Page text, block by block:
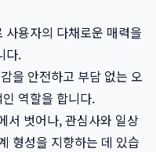
용자의 다채로운 매력을
다.
을 안전하고 부담 없는 오
역할을 합니다.
서 벗어나, 관심사와 일상
형성을 지향하는 데 있습